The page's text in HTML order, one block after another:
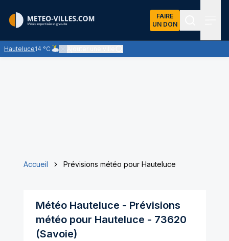
FAIRE
UN DON
Hauteluce14 °C
Ciel nuageux - les éclaircies et les nuages se partagent le
Accueil Prévisions météo pour Hauteluce
Météo Hauteluce - Prévisions
météo pour Hauteluce - 73620
(Savoie)